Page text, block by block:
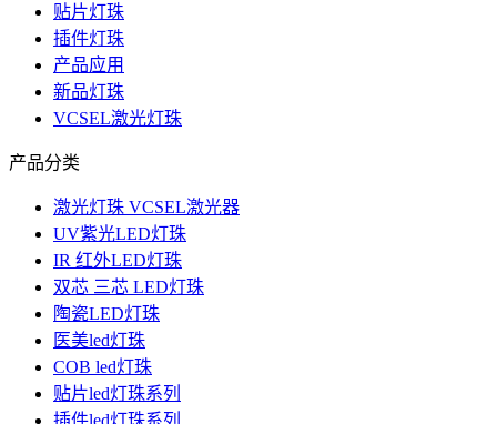
贴片灯珠
插件灯珠
产品应用
新品灯珠
VCSEL激光灯珠
产品分类
激光灯珠 VCSEL激光器
UV紫光LED灯珠
IR 红外LED灯珠
双芯 三芯 LED灯珠
陶瓷LED灯珠
医美led灯珠
COB led灯珠
贴片led灯珠系列
插件led灯珠系列